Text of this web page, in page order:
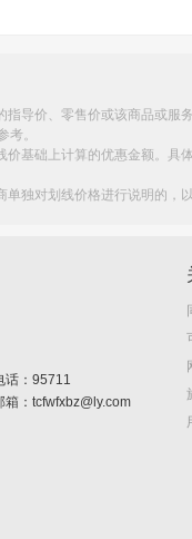
导价、零售价或该商品或
考。
基础上计算的优惠金额。
独对划线价格进行说明的
话：95711
箱：tcfwfxbz@ly.com